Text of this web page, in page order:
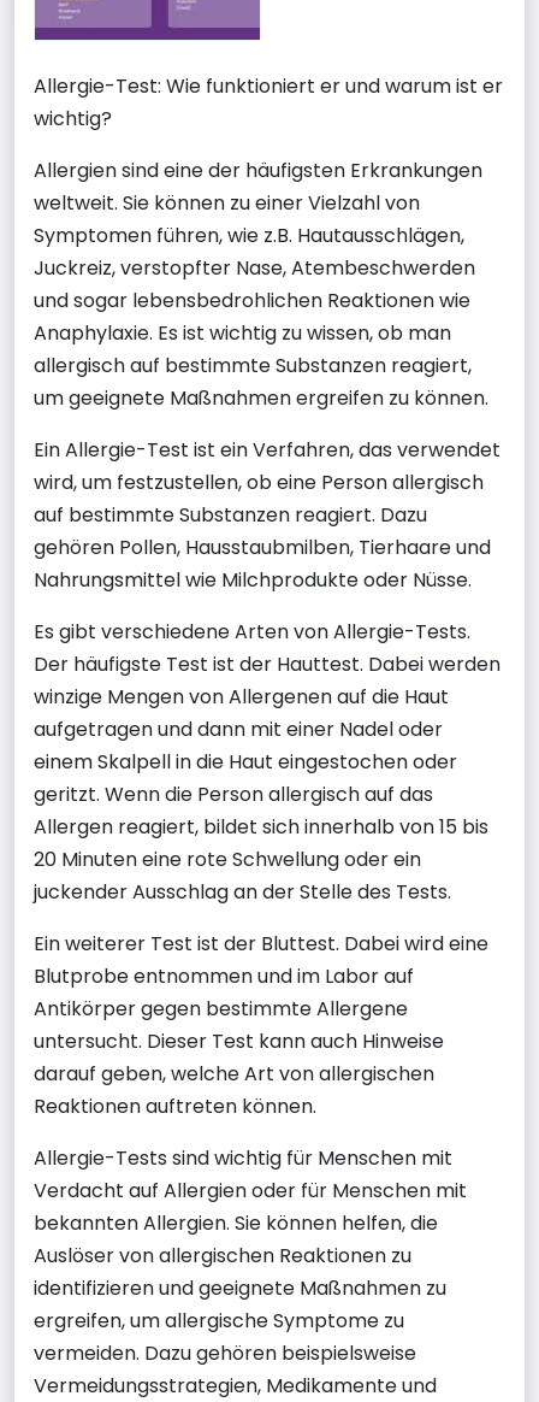
Allergie-Test: Wie funktioniert er und warum ist er
wichtig?
Allergien sind eine der häufigsten Erkrankungen
weltweit. Sie können zu einer Vielzahl von
Symptomen führen, wie z.B. Hautausschlägen,
Juckreiz, verstopfter Nase, Atembeschwerden
und sogar lebensbedrohlichen Reaktionen wie
Anaphylaxie. Es ist wichtig zu wissen, ob man
allergisch auf bestimmte Substanzen reagiert,
um geeignete Maßnahmen ergreifen zu können.
Ein Allergie-Test ist ein Verfahren, das verwendet
wird, um festzustellen, ob eine Person allergisch
auf bestimmte Substanzen reagiert. Dazu
gehören Pollen, Hausstaubmilben, Tierhaare und
Nahrungsmittel wie Milchprodukte oder Nüsse.
Es gibt verschiedene Arten von Allergie-Tests.
Der häufigste Test ist der Hauttest. Dabei werden
winzige Mengen von Allergenen auf die Haut
aufgetragen und dann mit einer Nadel oder
einem Skalpell in die Haut eingestochen oder
geritzt. Wenn die Person allergisch auf das
Allergen reagiert, bildet sich innerhalb von 15 bis
20 Minuten eine rote Schwellung oder ein
juckender Ausschlag an der Stelle des Tests.
Ein weiterer Test ist der Bluttest. Dabei wird eine
Blutprobe entnommen und im Labor auf
Antikörper gegen bestimmte Allergene
untersucht. Dieser Test kann auch Hinweise
darauf geben, welche Art von allergischen
Reaktionen auftreten können.
Allergie-Tests sind wichtig für Menschen mit
Verdacht auf Allergien oder für Menschen mit
bekannten Allergien. Sie können helfen, die
Auslöser von allergischen Reaktionen zu
identifizieren und geeignete Maßnahmen zu
ergreifen, um allergische Symptome zu
vermeiden. Dazu gehören beispielsweise
Vermeidungsstrategien, Medikamente und